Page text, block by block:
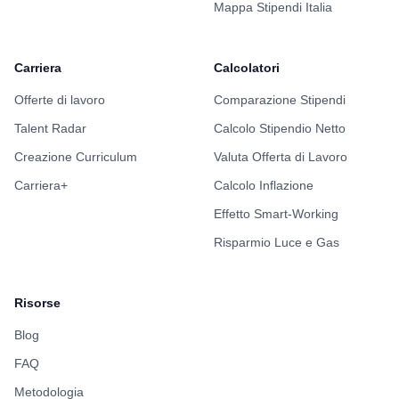
Mappa Stipendi Italia
Carriera
Offerte di lavoro
Talent Radar
Creazione Curriculum
Carriera+
Calcolatori
Comparazione Stipendi
Calcolo Stipendio Netto
Valuta Offerta di Lavoro
Calcolo Inflazione
Effetto Smart-Working
Risparmio Luce e Gas
Risorse
Blog
FAQ
Metodologia